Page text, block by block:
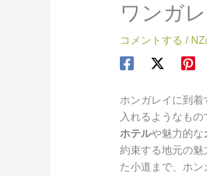
ワンガ
コメントする /
ホンガレイに到
入れるようなもの
ホテルや魅力的な
約束する地元の
た小道まで、ホ